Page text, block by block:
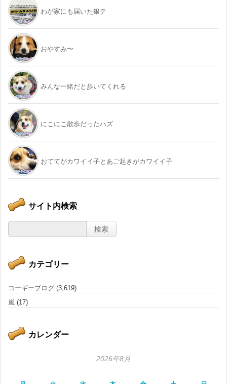
わが家にも届いた銀テ
おやすみ〜
みんな一緒だと歩いてくれる
にこにこ散歩だったハズ
おててがカワイイ子とあご起きがカワイイ子
サイト内検索
カテゴリー
コーギーブログ (3,619)
嵐 (17)
カレンダー
2026年8月